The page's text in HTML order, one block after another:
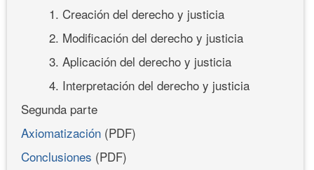
1. Creación del derecho y justicia
2. Modificación del derecho y justicia
3. Aplicación del derecho y justicia
4. Interpretación del derecho y justicia
Segunda parte
Axiomatización (PDF)
Conclusiones (PDF)